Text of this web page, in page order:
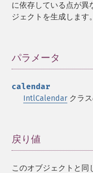
に依存している点が異
ジェクトを生成します。
パラメータ
calendar
IntlCalendar クラ
戻り値
このオブジェクトと同